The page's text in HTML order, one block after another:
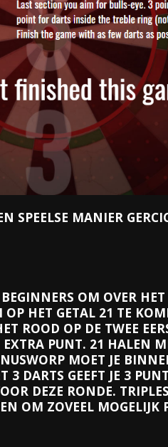
SPEELSE MANIER
OM OVER
HET GETAL 21 TE
ROOD OP DE TWEE
EXTRA PUNT. 21 HALEN
MOET JE
3 DARTS GEEFT JE 3
DEZE RONDE.
OM ZOVEEL